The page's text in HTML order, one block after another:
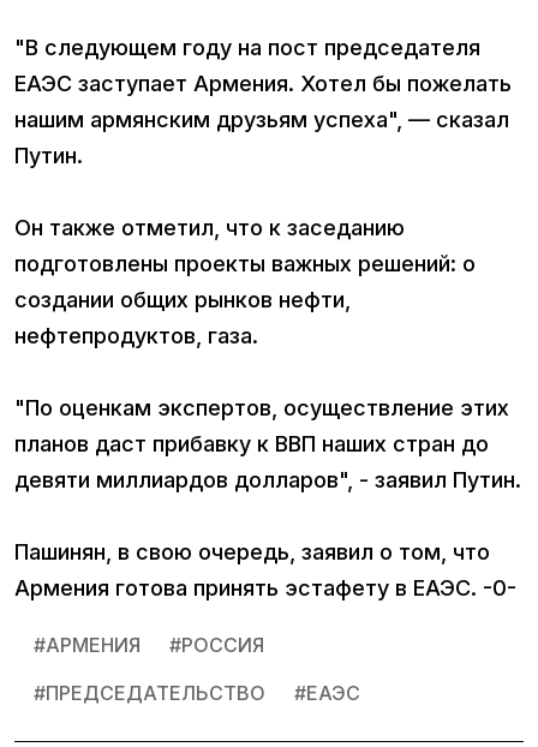
"В следующем году на пост председателя
ЕАЭС заступает Армения. Хотел бы пожелать
нашим армянским друзьям успеха", — сказал
Путин.
Он также отметил, что к заседанию
подготовлены проекты важных решений: о
создании общих рынков нефти,
нефтепродуктов, газа.
"По оценкам экспертов, осуществление этих
планов даст прибавку к ВВП наших стран до
девяти миллиардов долларов", - заявил Путин.
Пашинян, в свою очередь, заявил о том, что
Армения готова принять эстафету в ЕАЭС. -0-
#АРМЕНИЯ #РОССИЯ
#ПРЕДСЕДАТЕЛЬСТВО #ЕАЭС